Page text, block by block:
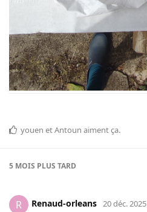
youen etAntoun aiment ça.
5 MOIS PLUS TARD
R Renaud-orleans 20 déc. 2025